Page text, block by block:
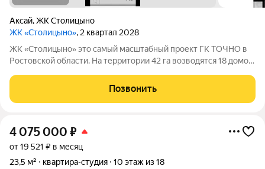
Аксай,ЖК Столицыно
ЖК «Столицыно», 2 квартал 2028
ЖК «Столицыно» это самый масштабный проект ГК ТОЧНО в
Ростовской области. На территории 42 га возводятся 18 домов
на 600 мест, медицинский центр, парк 8,4 га и фитнес-центр с
бассейном.
Позвонить
4 075 000 ₽
от 19 521 ₽ в месяц
23,5 м²
квартира-студия 10 этаж из 18